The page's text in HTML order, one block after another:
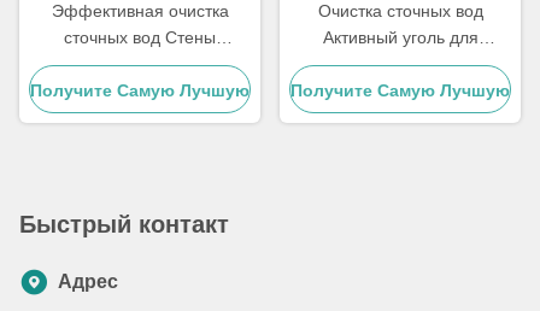
Эффективная очистка
сточных вод Стены
активированного углерода
Древесина для
деколоризации
Получите Самую Лучшую
Очистка сточных вод
Активный уголь для
адсорбции опасных газов
Получите Самую Лучшую
Быстрый контакт
Адрес